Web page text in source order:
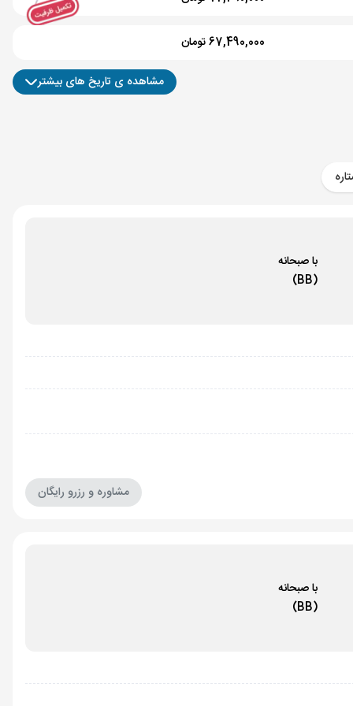
67,490,000 تومان
58,490,000 تومان
65,490,000 تومان
58,490,000 تومان
مشاهده ی تاریخ های بیشتر
با صبحانه
(BB)
مشاوره و رزرو رایگان
با صبحانه
(BB)